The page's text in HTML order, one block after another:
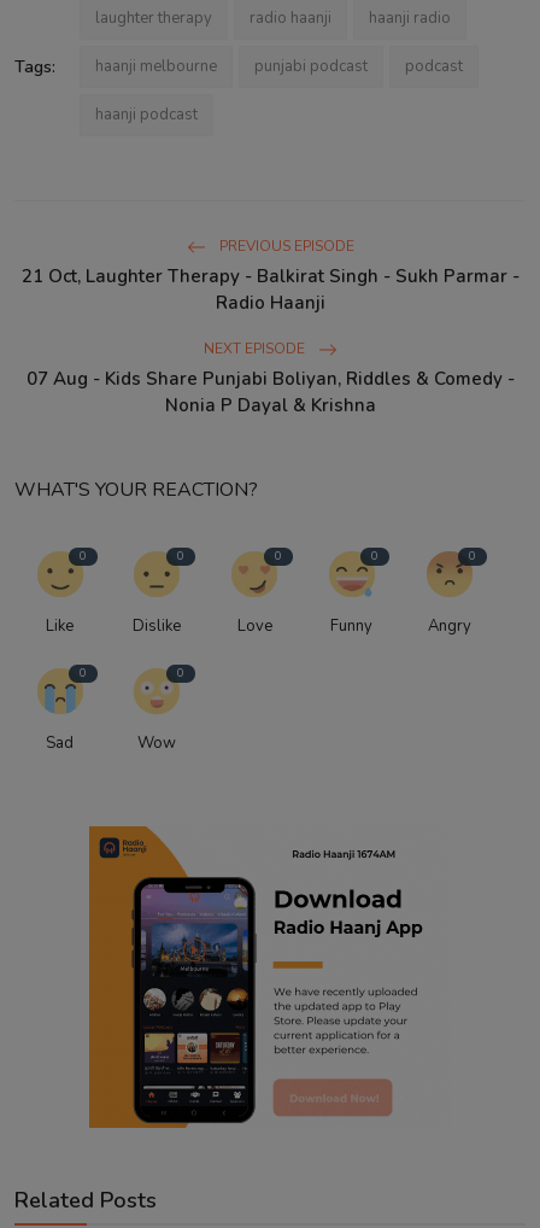
Tags:
laughter therapy radio haanji haanji radio
haanji melbourne punjabi podcast podcast
haanji podcast
PREVIOUS EPISODE
21 Oct, Laughter Therapy - Balkirat Singh - Sukh Parmar -
Radio Haanji
NEXT EPISODE
07 Aug - Kids Share Punjabi Boliyan, Riddles & Comedy -
Nonia P Dayal & Krishna
WHAT'S YOUR REACTION?
0
Like
0
Dislike
0
Love
0
Funny
0
Angry
0
Sad
0
Wow
Related Posts